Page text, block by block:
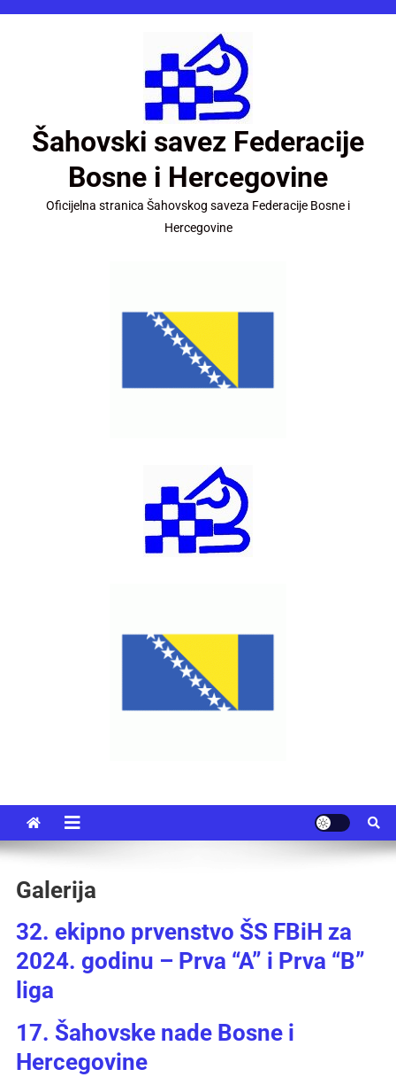
Šahovski savez Federacije
Bosne i Hercegovine
Oficijelna stranica Šahovskog saveza Federacije Bosne i
Hercegovine
Galerija
32. ekipno prvenstvo ŠS FBiH za
2024. godinu – Prva “A” i Prva “B”
liga
17. Šahovske nade Bosne i
Hercegovine